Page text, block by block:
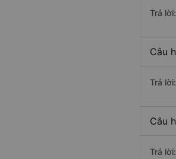
Trả
Câu
Trả
Câu
Trả